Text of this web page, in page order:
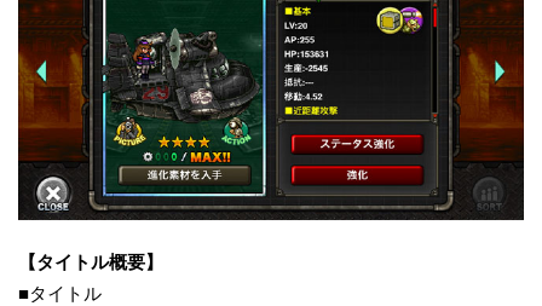
【タイトル概要】
■タイトル